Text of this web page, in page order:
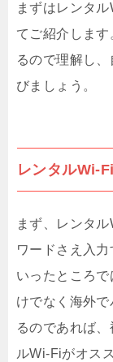
まずはレンタ
てご紹介しま
るので理解し
びましょう。
レンタルWi-
まず、レンタ
ワードさえ入
いったところ
けでなく海外
るのであれば
ルWi-Fiがオス